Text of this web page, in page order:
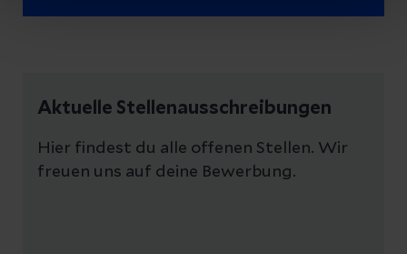
Aktuelle Stellenausschreibungen
Hier findest du alle offenen Stellen. Wir
freuen uns auf deine Bewerbung.